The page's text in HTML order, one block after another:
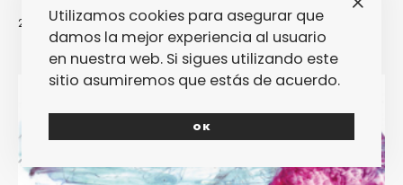
23/09/2011 JAVIER SERRANO
Utilizamos cookies para asegurar que
damos la mejor experiencia al usuario
en nuestra web. Si sigues utilizando este
sitio asumiremos que estás de acuerdo.
OK